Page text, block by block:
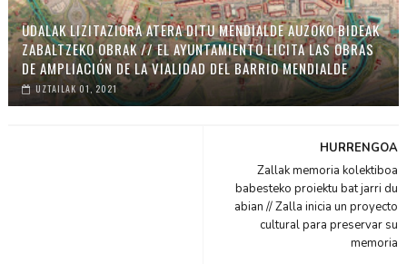
UDALAK LIZITAZIORA ATERA DITU MENDIALDE AUZOKO BIDEAK
ZABALTZEKO OBRAK // EL AYUNTAMIENTO LICITA LAS OBRAS
DE AMPLIACIÓN DE LA VIALIDAD DEL BARRIO MENDIALDE
UZTAILAK 01, 2021
HURRENGOA
Zallak memoria kolektiboa
babesteko proiektu bat jarri du
abian // Zalla inicia un proyecto
cultural para preservar su
memoria